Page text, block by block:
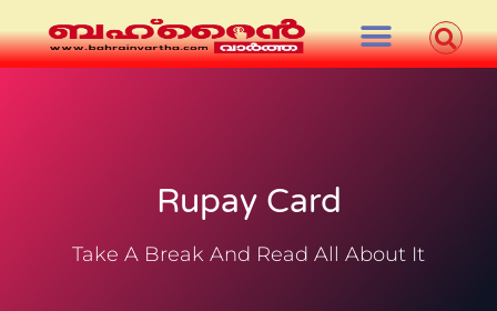
Rupay Card
Take A Break And Read All About It